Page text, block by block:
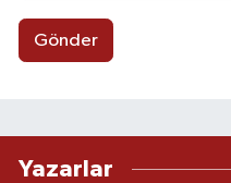
Gönder
Yazarlar